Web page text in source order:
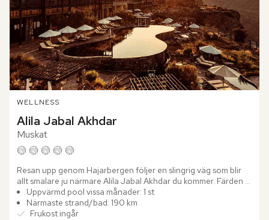
WELLNESS
Alila Jabal Akhdar
Muskat
Resan upp genom Hajarbergen följer en slingrig väg som blir
allt smalare ju närmare Alila Jabal Akhdar du kommer. Färden
är lång och bitvis dramatisk, men just därför en del av...
Uppvärmd pool vissa månader: 1 st
Närmaste strand/bad: 190 km
Frukost ingår